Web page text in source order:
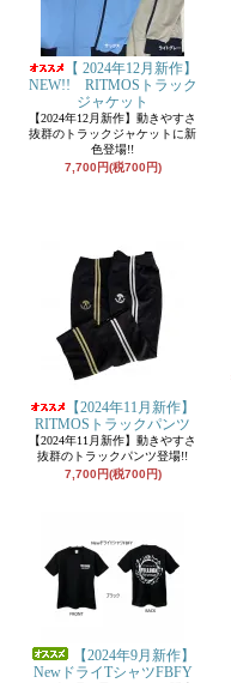
【 2024年12月新作】
NEW!! RITMOSトラック
ジャケット
【2024年12月新作】動きやすさ
抜群のトラックジャケットに新
色登場!!
7,700円(税700円)
【2024年11月新作】
RITMOSトラックパンツ
【2024年11月新作】動きやすさ
抜群のトラックパンツ登場!!
7,700円(税700円)
【2024年9月新作】
NewドライTシャツFBFY